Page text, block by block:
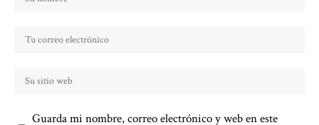
Guarda mi nombre, correo electrónico y web en este